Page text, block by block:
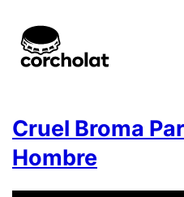
Cruel Broma
Hombre